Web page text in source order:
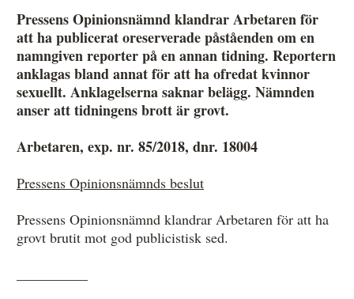
Medieetikens historia
Instruktion för Allmänhetens Medieombudsman
Anmälan och beslut
De senaste besluten
Fyll i din anmälan
Pressens Opinionsnämnd klandrar Arbetaren för
att ha publicerat oreserverade påståenden om en
namngiven reporter på en annan tidning. Reportern
anklagas bland annat för att ha ofredat kvinnor
sexuellt. Anklagelserna saknar belägg. Nämnden
anser att tidningens brott är grovt.
Arbetaren, exp. nr. 85/2018, dnr. 18004
Pressens Opinionsnämnds beslut
Pressens Opinionsnämnd klandrar Arbetaren för att ha
grovt brutit mot god publicistisk sed.